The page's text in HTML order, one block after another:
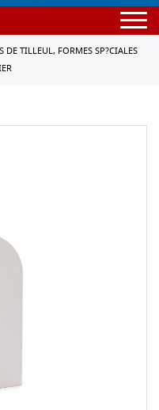
DE TILLEUL, FORMES SP?CIALES